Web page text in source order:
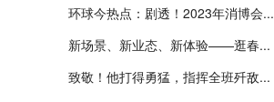
环球今热点：剧透！2023年消博会...
新场景、新业态、新体验——逛春...
致敬！他打得勇猛，指挥全班歼敌...